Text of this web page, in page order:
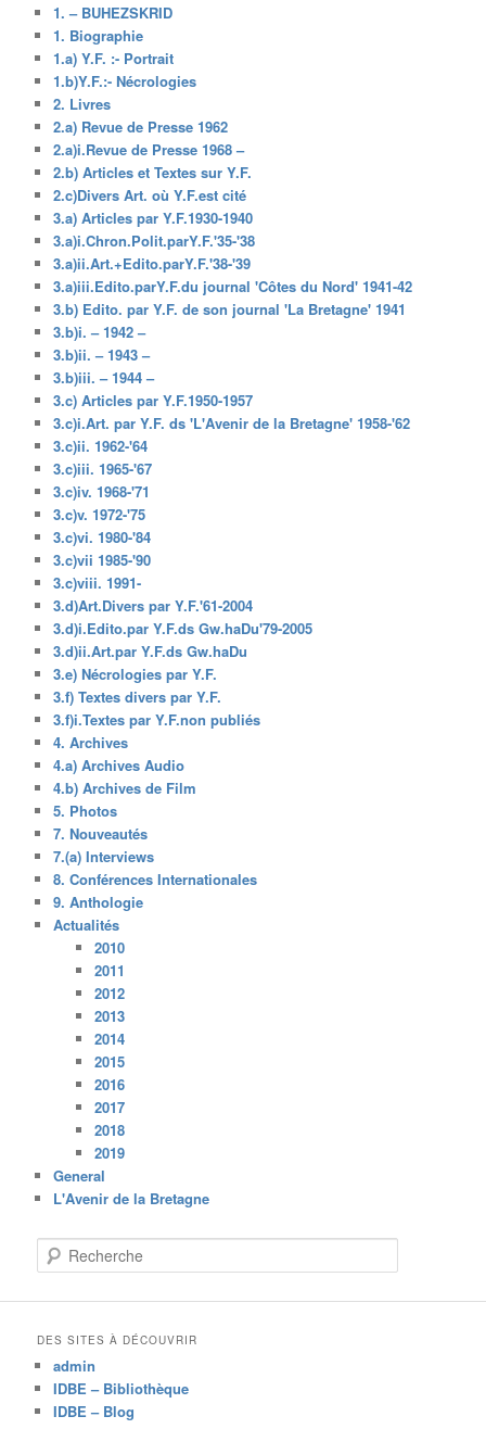
1. – BUHEZSKRID
1. Biographie
1.a) Y.F. :- Portrait
1.b)Y.F.:- Nécrologies
2. Livres
2.a) Revue de Presse 1962
2.a)i.Revue de Presse 1968 –
2.b) Articles et Textes sur Y.F.
2.c)Divers Art. où Y.F.est cité
3.a) Articles par Y.F.1930-1940
3.a)i.Chron.Polit.parY.F.'35-'38
3.a)ii.Art.+Edito.parY.F.'38-'39
3.a)iii.Edito.parY.F.du journal 'Côtes du Nord' 1941-42
3.b) Edito. par Y.F. de son journal 'La Bretagne' 1941
3.b)i. – 1942 –
3.b)ii. – 1943 –
3.b)iii. – 1944 –
3.c) Articles par Y.F.1950-1957
3.c)i.Art. par Y.F. ds 'L'Avenir de la Bretagne' 1958-'62
3.c)ii. 1962-'64
3.c)iii. 1965-'67
3.c)iv. 1968-'71
3.c)v. 1972-'75
3.c)vi. 1980-'84
3.c)vii 1985-'90
3.c)viii. 1991-
3.d)Art.Divers par Y.F.'61-2004
3.d)i.Edito.par Y.F.ds Gw.haDu'79-2005
3.d)ii.Art.par Y.F.ds Gw.haDu
3.e) Nécrologies par Y.F.
3.f) Textes divers par Y.F.
3.f)i.Textes par Y.F.non publiés
4. Archives
4.a) Archives Audio
4.b) Archives de Film
5. Photos
7. Nouveautés
7.(a) Interviews
8. Conférences Internationales
9. Anthologie
Actualités
2010
2011
2012
2013
2014
2015
2016
2017
2018
2019
General
L'Avenir de la Bretagne
e
c
h
e
DES SITES À DÉCOUVRIR
admin
IDBE – Bibliothèque
IDBE – Blog